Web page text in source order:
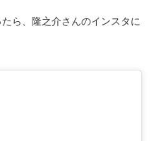
ら、隆之介さんのインスタに